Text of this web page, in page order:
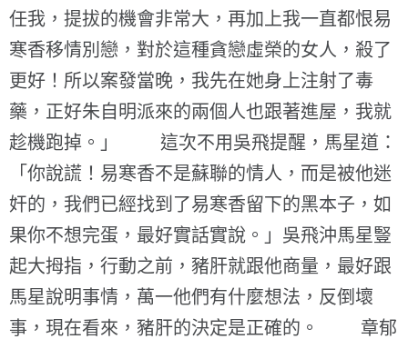
任我，提拔的機會非常大，再加上我一直都恨易
寒香移情別戀，對於這種貪戀虛榮的女人，殺了
更好！所以案發當晚，我先在她身上注射了毒
藥，正好朱自明派來的兩個人也跟著進屋，我就
趁機跑掉。」 這次不用吳飛提醒，馬星道：
「你說謊！易寒香不是蘇聯的情人，而是被他迷
奸的，我們已經找到了易寒香留下的黑本子，如
果你不想完蛋，最好實話實說。」吳飛沖馬星豎
起大拇指，行動之前，豬肝就跟他商量，最好跟
馬星說明事情，萬一他們有什麼想法，反倒壞
事，現在看來，豬肝的決定是正確的。 章郁